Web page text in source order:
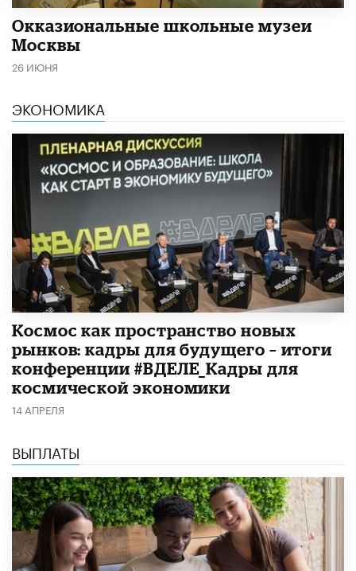
​Окказиональные школьные музеи
Москвы
26 ИЮНЯ
ЭКОНОМИКА
Космос как пространство новых
рынков: кадры для будущего – итоги
конференции #ВДЕЛЕ_Кадры для
космической экономики
14 АПРЕЛЯ
ВЫПЛАТЫ